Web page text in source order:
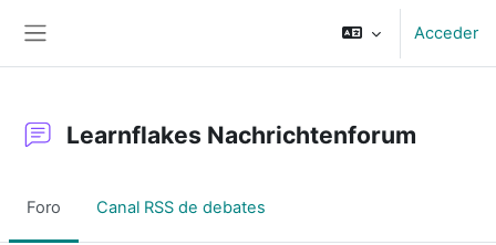
Acceder
Learnflakes Nachrichtenforum
Foro Canal RSS de debates